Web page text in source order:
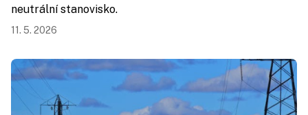
neutrální stanovisko.
11. 5. 2026